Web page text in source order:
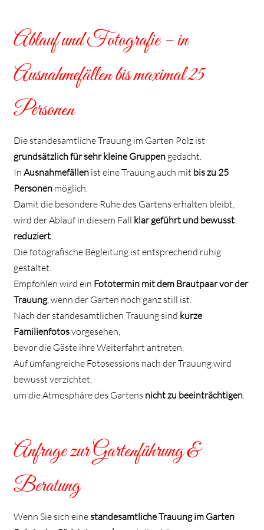
Ablauf und Fotografie – in
Ausnahmefällen bis maximal 25
Personen
Die standesamtliche Trauung im Garten Polz ist
grundsätzlich für sehr kleine Gruppengedacht.
In Ausnahmefällenist eine Trauung auch mit bis zu 25
Personenmöglich.
Damit die besondere Ruhe des Gartens erhalten bleibt,
wird der Ablauf in diesem Fall klar geführt und bewusst
reduziert.
Die fotografische Begleitung ist entsprechend ruhig
gestaltet.
Empfohlen wird ein Fototermin mit dem Brautpaar vor der
Trauung, wenn der Garten noch ganz still ist.
Nach der standesamtlichen Trauung sind kurze
Familienfotosvorgesehen,
bevor die Gäste ihre Weiterfahrt antreten.
Auf umfangreiche Fotosessions nach der Trauung wird
bewusst verzichtet,
um die Atmosphäre des Gartens nicht zu beeinträchtigen.
Anfrage zur Gartenführung &
Beratung
Wenn Sie sich einestandesamtliche Trauung im Garten